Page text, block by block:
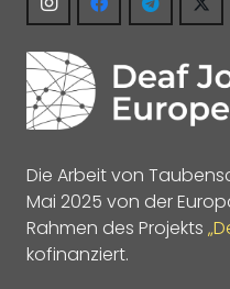
Die Arbeit von
Mai 2025 von der
Rahmen des Projekts
kofinanziert.